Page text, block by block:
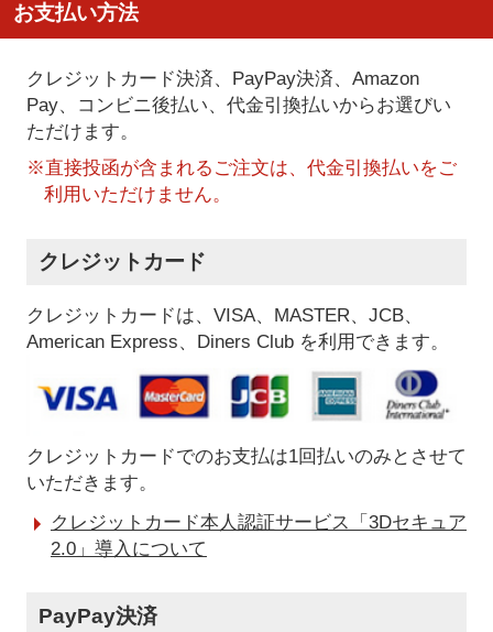
お支払い方法
クレジットカード決済、PayPay決済、Amazon
Pay、コンビニ後払い、代金引換払いからお選びい
ただけます。
※直接投函が含まれるご注文は、代金引換払いをご
利用いただけません。
クレジットカード
クレジットカードは、VISA、MASTER、JCB、
American Express、Diners Club を利用できます。
クレジットカードでのお支払は1回払いのみとさせて
いただきます。
クレジットカード本人認証サービス「3Dセキュア
2.0」導入について
PayPay決済